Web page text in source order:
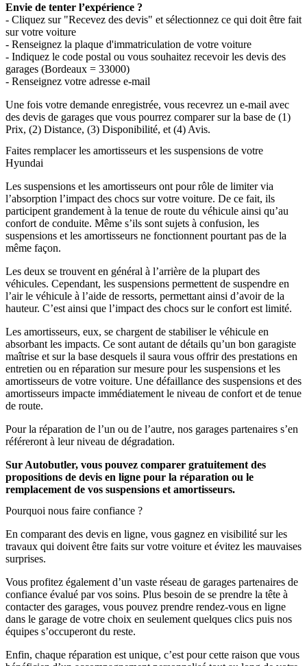
Envie de tenter l’expérience ?
- Cliquez sur "Recevez des devis" et sélectionnez ce qui doit être fait
sur votre voiture
- Renseignez la plaque d'immatriculation de votre voiture
- Indiquez le code postal ou vous souhaitez recevoir les devis des
garages (Bordeaux = 33000)
- Renseignez votre adresse e-mail
Une fois votre demande enregistrée, vous recevrez un e-mail avec
des devis de garages que vous pourrez comparer sur la base de (1)
Prix, (2) Distance, (3) Disponibilité, et (4) Avis.
Faites remplacer les amortisseurs et les suspensions de votre
Hyundai
Les suspensions et les amortisseurs ont pour rôle de limiter via
l’absorption l’impact des chocs sur votre voiture. De ce fait, ils
participent grandement à la tenue de route du véhicule ainsi qu’au
confort de conduite. Même s’ils sont sujets à confusion, les
suspensions et les amortisseurs ne fonctionnent pourtant pas de la
même façon.
Les deux se trouvent en général à l’arrière de la plupart des
véhicules. Cependant, les suspensions permettent de suspendre en
l’air le véhicule à l’aide de ressorts, permettant ainsi d’avoir de la
hauteur. C’est ainsi que l’impact des chocs sur le confort est limité.
Les amortisseurs, eux, se chargent de stabiliser le véhicule en
absorbant les impacts. Ce sont autant de détails qu’un bon garagiste
maîtrise et sur la base desquels il saura vous offrir des prestations en
entretien ou en réparation sur mesure pour les suspensions et les
amortisseurs de votre voiture. Une défaillance des suspensions et des
amortisseurs impacte immédiatement le niveau de confort et de tenue
de route.
Pour la réparation de l’un ou de l’autre, nos garages partenaires s’en
référeront à leur niveau de dégradation.
Sur Autobutler, vous pouvez comparer gratuitement des
propositions de devis en ligne pour la réparation ou le
remplacement de vos suspensions et amortisseurs.
Pourquoi nous faire confiance ?
En comparant des devis en ligne, vous gagnez en visibilité sur les
travaux qui doivent être faits sur votre voiture et évitez les mauvaises
surprises.
Vous profitez également d’un vaste réseau de garages partenaires de
confiance évalué par vos soins. Plus besoin de se prendre la tête à
contacter des garages, vous pouvez prendre rendez-vous en ligne
dans le garage de votre choix en seulement quelques clics puis nos
équipes s’occuperont du reste.
Enfin, chaque réparation est unique, c’est pour cette raison que vous